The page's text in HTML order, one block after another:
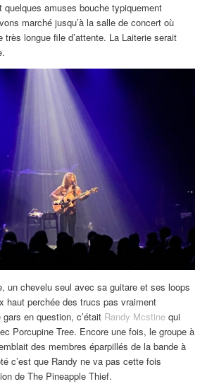
quelques amuses bouche typiquement
marché jusqu’à la salle de concert où
très longue file d’attente. La Laiterie serait
un chevelu seul avec sa guitare et ses loops
haut perchée des trucs pas vraiment
en question, c’était Randy Mcstine qui
Porcupine Tree. Encore une fois, le groupe à
des membres éparpillés de la bande à
c’est que Randy ne va pas cette fois
de The Pineapple Thief.